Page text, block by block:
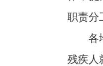
职责分
各
残疾人